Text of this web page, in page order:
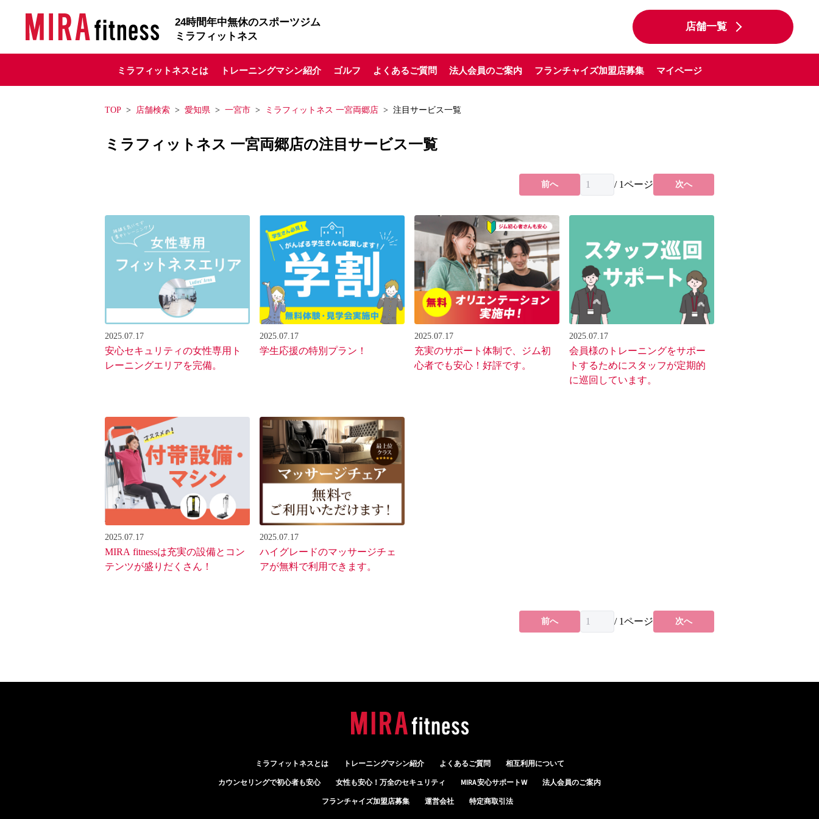
24時間年中無休のスポーツジム
ミラフィットネス
店舗一覧
ミラフィットネスとは トレーニングマシン紹介 ゴルフ よくあるご質問 法人会員のご案内 フランチャイズ加盟店募集 マイページ
TOP 店舗検索 愛知県 一宮市 ミラフィットネス 一宮両郷店 注目サービス一覧
ミラフィットネス 一宮両郷店の注目サービス一覧
前へ / 1ページ 次へ
2025.07.17
安心セキュリティの女性専用ト
レーニングエリアを完備。
2025.07.17
学生応援の特別プラン！
2025.07.17
充実のサポート体制で、ジム初
心者でも安心！好評です。
2025.07.17
会員様のトレーニングをサポー
トするためにスタッフが定期的
に巡回しています。
2025.07.17
MIRA fitnessは充実の設備とコン
テンツが盛りだくさん！
2025.07.17
ハイグレードのマッサージチェ
アが無料で利用できます。
前へ / 1ページ 次へ
ミラフィットネスとは トレーニングマシン紹介 よくあるご質問 相互利用について
カウンセリングで初心者も安心 女性も安心！ 万全のセキュリティ MIRA 安心サポートW 法人会員のご案内
フランチャイズ加盟店募集 運営会社 特定商取引法